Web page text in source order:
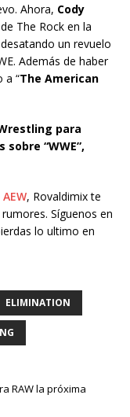
Ahora, Cody
The Rock en la
un revuelo
Además de haber
a “The American
para
“WWE”,
, Rovaldimix te
Síguenos en
lo ultimo en
ELIMINATION
RAW la próxima